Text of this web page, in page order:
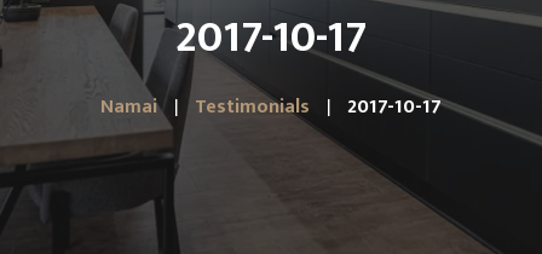
2017-10-17
Namai Testimonials 2017-10-17